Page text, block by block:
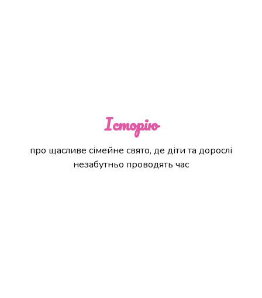
Історію
про щасливе сімейне свято, де діти та дорослі
незабутньо проводять час